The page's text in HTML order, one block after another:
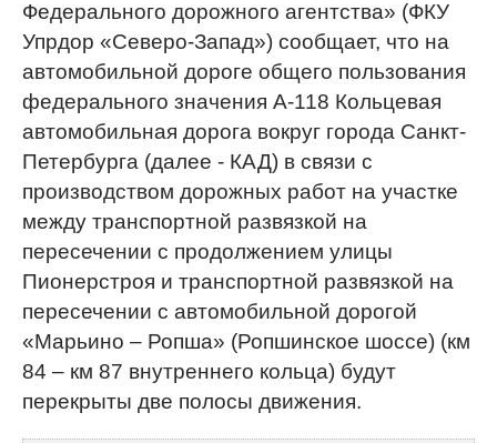
Федерального дорожного агентства» (ФКУ
Упрдор «Северо-Запад») сообщает, что на
автомобильной дороге общего пользования
федерального значения А-118 Кольцевая
автомобильная дорога вокруг города Санкт-
Петербурга (далее - КАД) в связи с
производством дорожных работ на участке
между транспортной развязкой на
пересечении с продолжением улицы
Пионерстроя и транспортной развязкой на
пересечении с автомобильной дорогой
«Марьино – Ропша» (Ропшинское шоссе) (км
84 – км 87 внутреннего кольца) будут
перекрыты две полосы движения.